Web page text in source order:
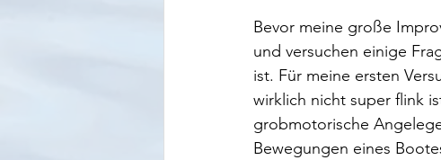
Bevor meine große
und versuchen einige
ist. Für meine ersten
wirklich nicht super flink
grobmotorische
Bewegungen eines